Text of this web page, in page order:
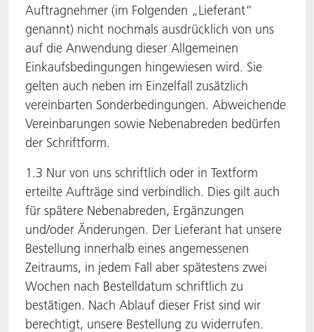
Auftragnehmer (im Folgenden „Lieferant“
genannt) nicht nochmals ausdrücklich von uns
auf die Anwendung dieser Allgemeinen
Einkaufsbedingungen hingewiesen wird. Sie
gelten auch neben im Einzelfall zusätzlich
vereinbarten Sonderbedingungen. Abweichende
Vereinbarungen sowie Nebenabreden bedürfen
der Schriftform.
1.3 Nur von uns schriftlich oder in Textform
erteilte Aufträge sind verbindlich. Dies gilt auch
für spätere Nebenabreden, Ergänzungen
und/oder Änderungen. Der Lieferant hat unsere
Bestellung innerhalb eines angemessenen
Zeitraums, in jedem Fall aber spätestens zwei
Wochen nach Bestelldatum schriftlich zu
bestätigen. Nach Ablauf dieser Frist sind wir
berechtigt, unsere Bestellung zu widerrufen.